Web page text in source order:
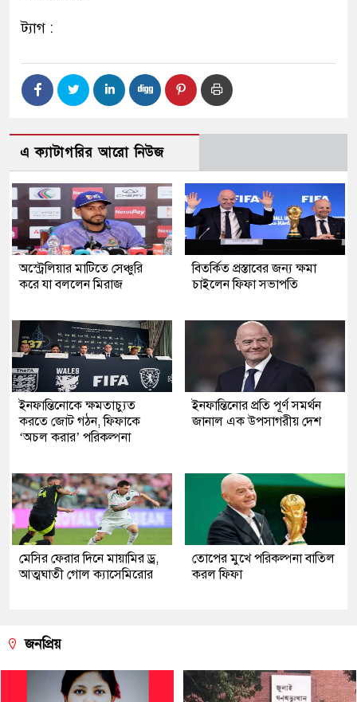
ট্যাগ :
এ ক্যাটাগরির আরো নিউজ
অস্ট্রেলিয়ার মাটিতে সেঞ্চুরি
করে যা বললেন মিরাজ
বিতর্কিত প্রস্তাবের জন্য ক্ষমা
চাইলেন ফিফা সভাপতি
ইনফান্তিনোকে ক্ষমতাচ্যুত
করতে জোট গঠন, ফিফাকে
‘অচল করার’ পরিকল্পনা
ইনফান্তিনোর প্রতি পূর্ণ সমর্থন
জানাল এক উপসাগরীয় দেশ
মেসির ফেরার দিনে মায়ামির ড্র,
আত্মঘাতী গোল ক্যাসেমিরোর
তোপের মুখে পরিকল্পনা বাতিল
করল ফিফা
জনপ্রিয়